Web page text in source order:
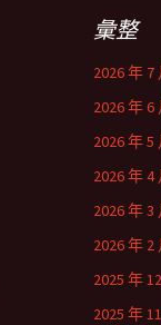
彙整
2026 年 7
2026 年 6
2026 年 5
2026 年 4
2026 年 3
2026 年 2
2025 年
2025 年